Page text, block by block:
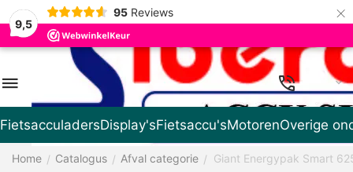
9,5
95 Reviews ×
NL
FietsacculadersDisplay'sFietsaccu'sMotorenOverige
Home / Catalogus / Afval categorie / Giant Energypak Smart